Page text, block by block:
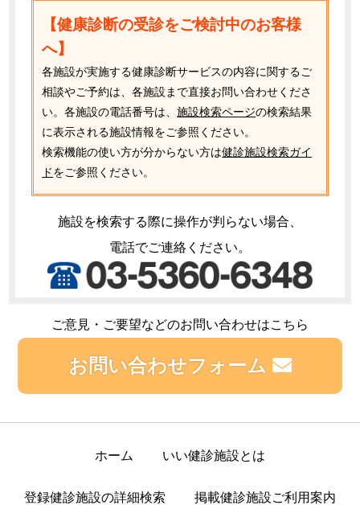
【健康診断の受診をご検討中のお客様
へ】
各施設が実施する健康診断サービスの内容に関するご
相談やご予約は、各施設まで直接お問い合わせくださ
い。各施設の電話番号は、施設検索ページの検索結果
に表示される施設情報をご参照ください。
検索機能の使い方が分からない方は健診施設検索ガイ
ドをご参照ください。
施設を検索する際に操作が判らない場合、
電話でご連絡ください。
ご意見・ご要望などのお問い合わせはこちら
お問い合わせフォーム
ホーム いい健診施設とは
登録健診施設の詳細検索 掲載健診施設ご利用案内